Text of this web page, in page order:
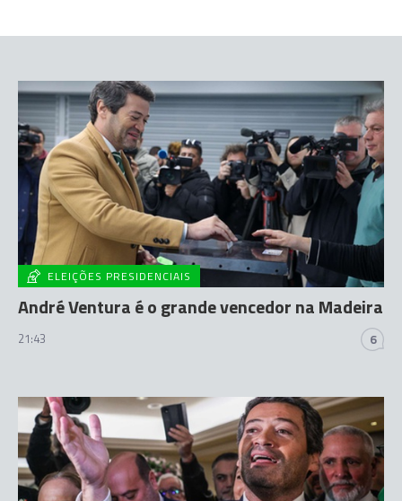
ELEIÇÕES PRESIDENCIAIS
André Ventura é o grande vencedor na Madeira
21:43 6